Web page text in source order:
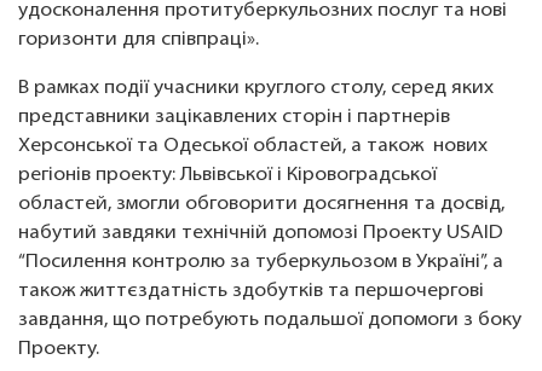
удосконалення протитуберкульозних послуг та нові
горизонти для співпраці».
В рамках події учасники круглого столу, серед яких
представники зацікавлених сторін і партнерів
Херсонської та Одеської областей, а також нових
регіонів проекту: Львівської і Кіровоградської
областей, змогли обговорити досягнення та досвід,
набутий завдяки технічній допомозі Проекту USAID
“Посилення контролю за туберкульозом в Україні”, а
також життєздатність здобутків та першочергові
завдання, що потребують подальшої допомоги з боку
Проекту.